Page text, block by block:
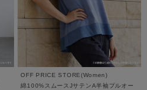
OFF PRICE STORE(Women)
綿100%スムースJサテンA半袖プルオー